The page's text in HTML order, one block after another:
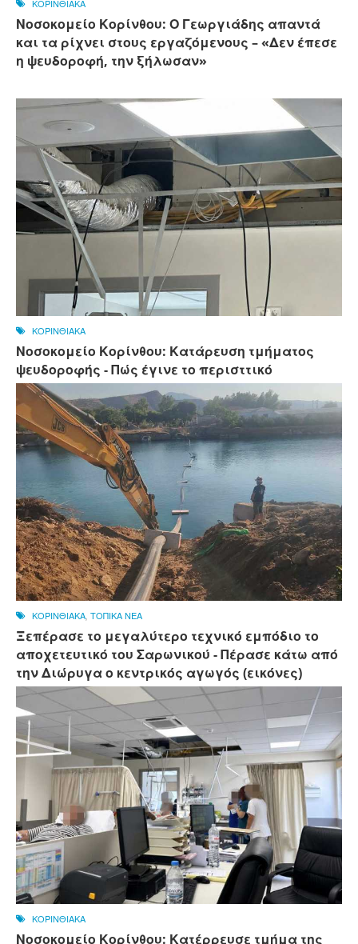
ΚΟΡΙΝΘΙΑΚΑ
Νοσοκομείο Κορίνθου: Ο Γεωργιάδης απαντά
και τα ρίχνει στους εργαζόμενους – «Δεν έπεσε
η ψευδοροφή, την ξήλωσαν»
ΚΟΡΙΝΘΙΑΚΑ
Νοσοκομείο Κορίνθου: Κατάρευση τμήματος
ψευδοροφής - Πώς έγινε το περισττικό
ΚΟΡΙΝΘΙΑΚΑ ΤΟΠΙΚΑ ΝΕΑ
Ξεπέρασε το μεγαλύτερο τεχνικό εμπόδιο το
αποχετευτικό του Σαρωνικού - Πέρασε κάτω από
την Διώρυγα ο κεντρικός αγωγός (εικόνες)
ΚΟΡΙΝΘΙΑΚΑ
Νοσοκομείο Κορίνθου: Κατέρρευσε τμήμα της